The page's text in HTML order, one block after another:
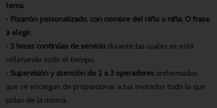
tema.
• Pizarrón personalizado, con nombre del niño o niña. O frase
a elegir.
• 2 horas continúas de servicio durante las cuales se está
rellenando todo el tiempo.
• Supervisión y atención de 2 a 3 operadores uniformados
que se encargan de proporcionar a tus invitados todo lo que
pidan de la misma.